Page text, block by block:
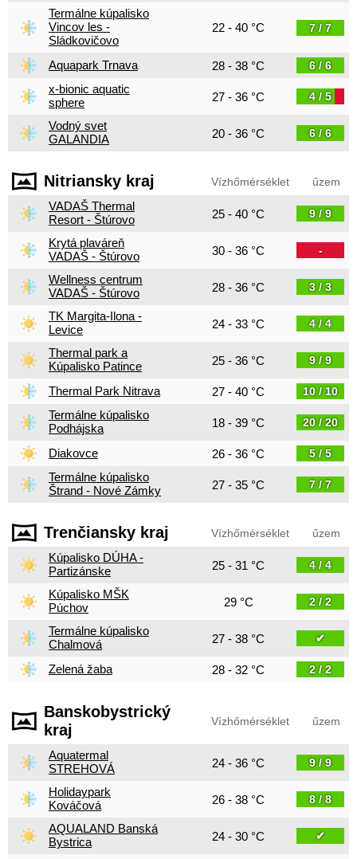
Termálne kúpalisko
Vincov les -
Sládkovičovo
22 - 40 °C 7 / 7
Aquapark Trnava 28 - 38 °C 6 / 6
x-bionic aquatic
sphere
27 - 36 °C 4 / 5
Vodný svet
GALANDIA
20 - 36 °C 6 / 6
Nitriansky kraj Vízhőmérséklet űzem
VADAŠ Thermal
Resort - Štúrovo
25 - 40 °C 9 / 9
Krytá plaváreň
VADAŠ - Štúrovo
30 - 36 °C -
Wellness centrum
VADAŠ - Štúrovo
28 - 36 °C 3 / 3
TK Margita-Ilona -
Levice
24 - 33 °C 4 / 4
Thermal park a
Kúpalisko Patince
25 - 36 °C 9 / 9
Thermal Park Nitrava 27 - 40 °C 10 / 10
Termálne kúpalisko
Podhájska
18 - 39 °C 20 / 20
Diakovce 26 - 36 °C 5 / 5
Termálne kúpalisko
Štrand - Nové Zámky
27 - 35 °C 7 / 7
Trenčiansky kraj Vízhőmérséklet űzem
Kúpalisko DÚHA -
Partizánske
25 - 31 °C 4 / 4
Kúpalisko MŠK
Púchov
29 °C 2 / 2
Termálne kúpalisko
Chalmová
27 - 38 °C ✔
Zelená žaba 28 - 32 °C 2 / 2
Banskobystrický
kraj
Vízhőmérséklet űzem
Aquatermal
STREHOVÁ
24 - 36 °C 9 / 9
Holidaypark
Kováčová
26 - 38 °C 8 / 8
AQUALAND Banská
Bystrica
24 - 30 °C ✔